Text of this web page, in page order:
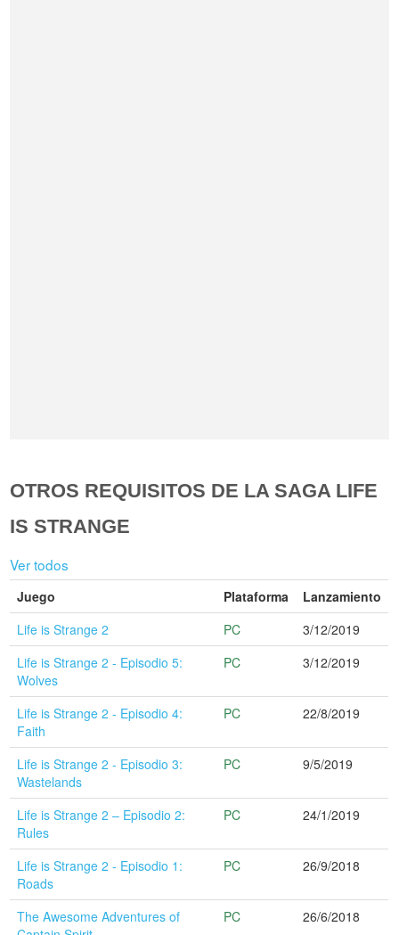
OTROS REQUISITOS DE LA SAGA LIFE
IS STRANGE
Ver todos
Juego Plataforma
Lanzamiento
Life is Strange 2
PC
3/12/2019
Life is Strange 2 - Episodio 5:
Wolves
PC 3/12/2019
Life is Strange 2 - Episodio 4:
Faith
PC 22/8/2019
Life is Strange 2 - Episodio 3:
Wastelands
PC 9/5/2019
Life is Strange 2 – Episodio 2:
Rules
PC 24/1/2019
Life is Strange 2 - Episodio 1:
Roads
PC 26/9/2018
The Awesome Adventures of
PC 26/6/2018